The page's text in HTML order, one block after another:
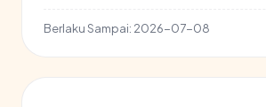
Berlaku Sampai: 2026-07-08